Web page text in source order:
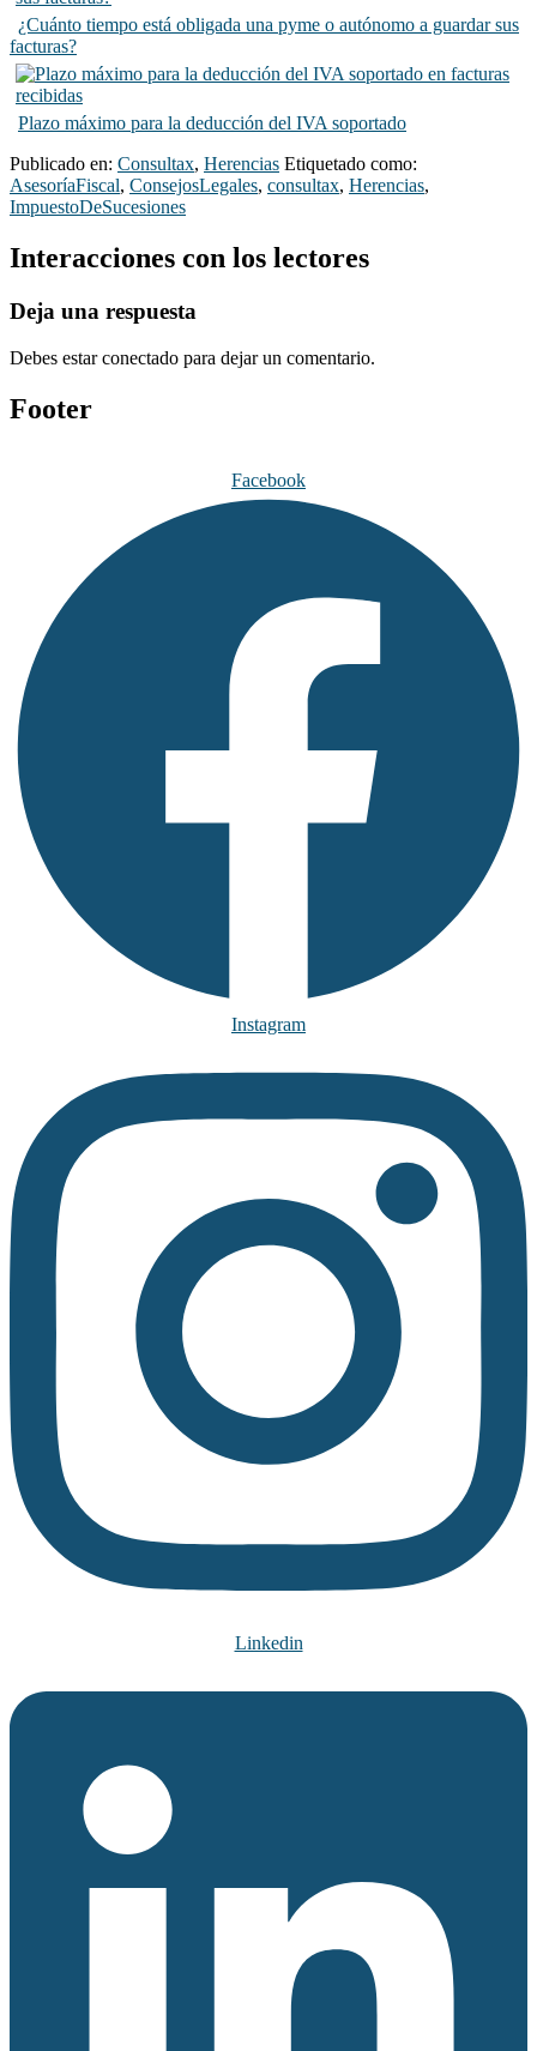
¿Cuánto tiempo está obligada una pyme o autónomo a guardar sus
facturas?
Plazo máximo para la deducción del IVA soportado
Publicado en: Consultax, Herencias Etiquetado como:
AsesoríaFiscal, ConsejosLegales, consultax, Herencias,
ImpuestoDeSucesiones
Interacciones con los lectores
Deja una respuesta
Debes estar conectado para dejar un comentario.
Footer
Facebook
Instagram
Linkedin